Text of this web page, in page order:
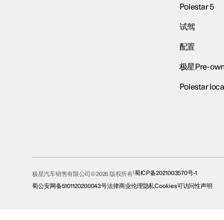
Polestar 5
试驾
配置
极星Pre-
Polestar
极星汽车销售有限公司© 2026 版权所有 蜀ICP备2021003570号-1
蜀公安网备5101120200043号法律商业伦理隐私Cookies可访问性声明